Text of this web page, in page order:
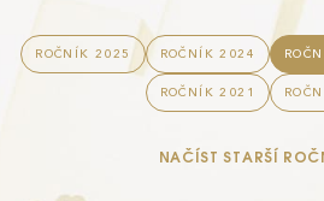
ROČNÍK 2025 ROČNÍK 2024
ROČNÍK 2021
NAČÍST STARŠÍ